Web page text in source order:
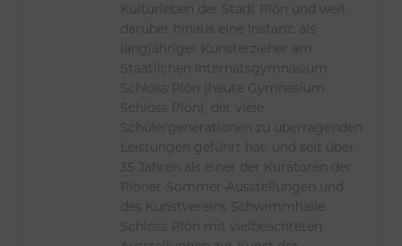
Kulturleben der Stadt Plön und weit
darüber hinaus eine Instanz: als
langjähriger Kunsterzieher am
Staatlichen Internatsgymnasium
Schloss Plön (heute Gymnasium
Schloss Plön), der viele
Schülergenerationen zu überragenden
Leistungen geführt hat, und seit über
35 Jahren als einer der Kuratoren der
Plöner-Sommer-Ausstellungen und
des Kunstvereins Schwimmhalle
Schloss Plön mit vielbeachteten